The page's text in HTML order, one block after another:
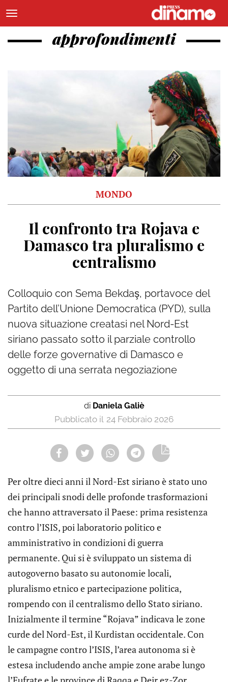
approfondimenti
MONDO
Il confronto tra Rojava e
Damasco tra pluralismo e
centralismo
Colloquio con Sema Bekdaş, portavoce del
Partito dell’Unione Democratica (PYD), sulla
nuova situazione creatasi nel Nord-Est
siriano passato sotto il parziale controllo
delle forze governative di Damasco e
oggetto di una serrata negoziazione
di Daniela Galiè
24 Febbraio 2026
Per oltre dieci anni il Nord-Est siriano è stato uno
dei principali snodi delle profonde trasformazioni
che hanno attraversato il Paese: prima resistenza
contro l’ISIS, poi laboratorio politico e
amministrativo in condizioni di guerra
permanente. Qui si è sviluppato un sistema di
autogoverno basato su autonomie locali,
pluralismo etnico e partecipazione politica,
rompendo con il centralismo dello Stato siriano.
Inizialmente il termine “Rojava” indicava le zone
curde del Nord-Est, il Kurdistan occidentale. Con
le campagne contro l’ISIS, l’area autonoma si è
estesa includendo anche ampie zone arabe lungo